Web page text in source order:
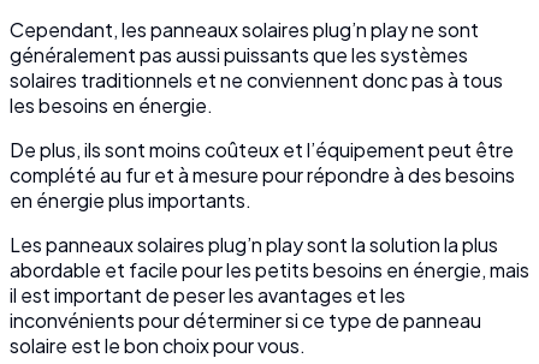
Cependant, les panneaux solaires plug’n play ne sont
généralement pas aussi puissants que les systèmes
solaires traditionnels et ne conviennent donc pas à tous
les besoins en énergie.
De plus, ils sont moins coûteux et l’équipement peut être
complété au fur et à mesure pour répondre à des besoins
en énergie plus importants.
Les panneaux solaires plug’n play sont la solution la plus
abordable et facile pour les petits besoins en énergie, mais
il est important de peser les avantages et les
inconvénients pour déterminer si ce type de panneau
solaire est le bon choix pour vous.